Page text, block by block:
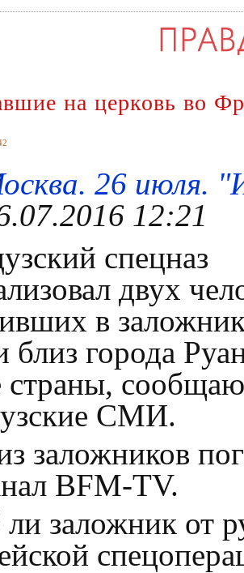
на церковь во
26 июля.
12:21
спецназ
двух
в
близ города
страны,
СМИ.
заложников
BFM-TV.
заложник от